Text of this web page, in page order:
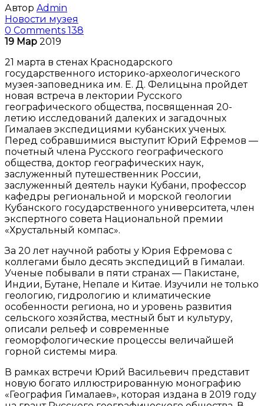
Автор Admin
Новости музея
0 Comments 138
19 Мар 2019
21 марта в стенах Краснодарского
государственного историко-археологического
музея-заповедника им. Е. Д. Фелицына пройдет
новая встреча в лектории Русского
географического общества, посвященная 20-
летию исследований далеких и загадочных
Гималаев экспедициями кубанских ученых.
Перед собравшимися выступит Юрий Ефремов —
почетный члена Русского географического
общества, доктор географических наук,
заслуженный путешественник России,
заслуженный деятель науки Кубани, профессор
кафедры региональной и морской геологии
Кубанского государственного университета, член
экспертного совета Национальной премии
«Хрустальный компас».
За 20 лет научной работы у Юрия Ефремова с
коллегами было десять экспедиций в Гималаи.
Ученые побывали в пяти странах — Пакистане,
Индии, Бутане, Непале и Китае. Изучили не только
геологию, гидрологию и климатические
особенности региона, но и уровень развития
сельского хозяйства, местный быт и культуру,
описали рельеф и современные
геоморфологические процессы величайшей
горной системы мира.
В рамках встречи Юрий Васильевич представит
новую богато иллюстрированную монографию
«География Гималаев», которая издана в 2019 году